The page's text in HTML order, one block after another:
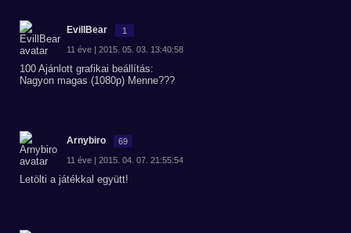
EvillBear 1
11 éve | 2015. 05. 03. 13:40:58
100 Ajánlott grafikai beállítás:
Nagyon magas (1080p) Menne???
Arnybiro 69
11 éve | 2015. 04. 07. 21:55:54
Letölti a játékkal együtt!